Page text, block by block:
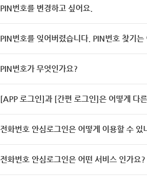
PIN번호를 변경하고 싶어요.
PIN번호를 잊어버렸습니다. PIN번호 찾기는
PIN번호가 무엇인가요?
[APP 로그인]과 [간편 로그인]은 어떻게 다
전화번호 안심로그인은 어떻게 이용할 수 있
전화번호 안심로그인은 어떤 서비스 인가요?